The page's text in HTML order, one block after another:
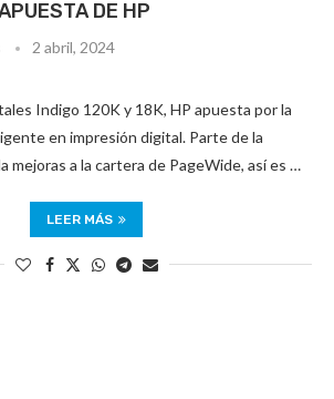
DE HP
2 abril, 2024
Indigo 120K y 18K, HP apuesta por la
en impresión digital. Parte de la
mejoras a la cartera de PageWide, así es …
LEER MÁS